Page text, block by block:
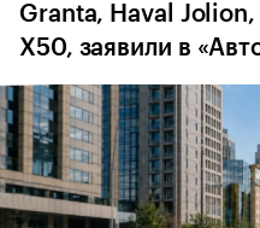
Granta, Haval
X50, заявили в